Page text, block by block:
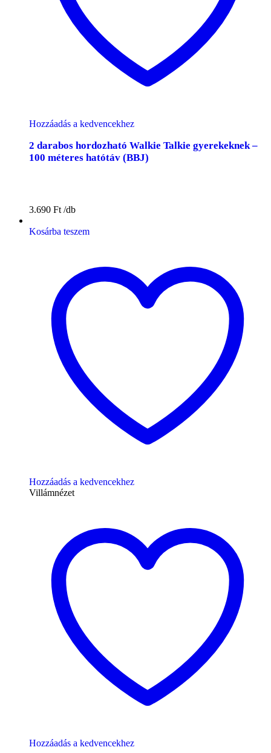
Hozzáadás a kedvencekhez
2 darabos hordozható Walkie Talkie gyerekeknek –
100 méteres hatótáv (BBJ)
3.690 Ft
Kosárba teszem
Hozzáadás a kedvencekhez
Villámnézet
Hozzáadás a kedvencekhez